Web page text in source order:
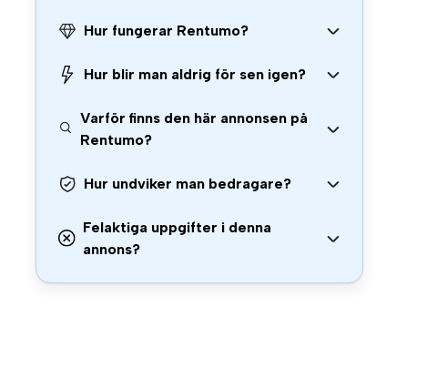
Hur fungerar Rentumo?
Hur blir man aldrig för sen igen?
Varför finns den här annonsen på
Rentumo?
Hur undviker man bedragare?
Felaktiga uppgifter i denna
annons?